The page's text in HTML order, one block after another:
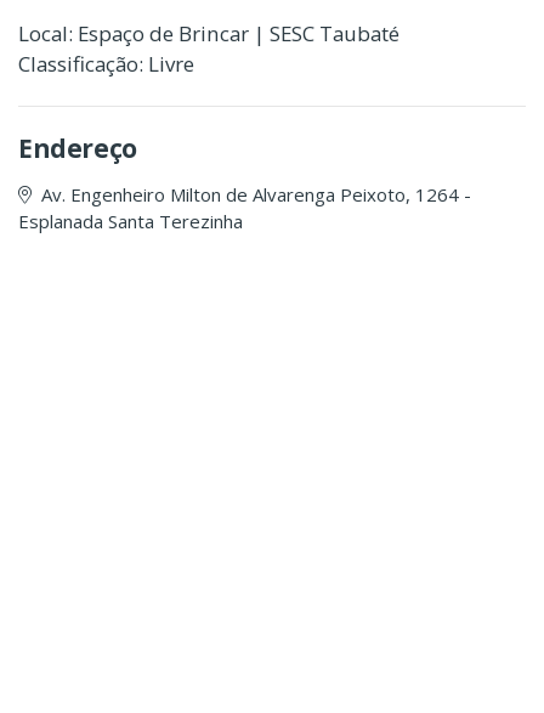
Local: Espaço de Brincar | SESC Taubaté
Classificação: Livre
Endereço
Av. Engenheiro Milton de Alvarenga Peixoto, 1264 -
Esplanada Santa Terezinha